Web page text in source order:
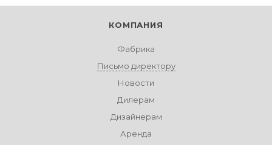
КОМПАНИЯ
Фабрика
Письмо директору
Новости
Дилерам
Дизайнерам
Аренда